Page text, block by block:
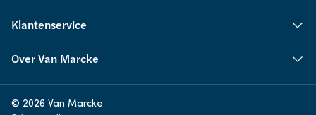
Klantenservice
Over Van Marcke
© 2026 Van Marcke